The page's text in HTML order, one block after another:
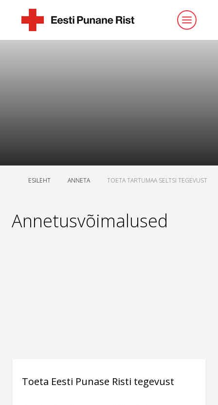
ESILEHT ANNETA TOETA TARTUMAA SELTSI TEGEVUST
Annetusvõimalused
Toeta Eesti Punase Risti tegevust